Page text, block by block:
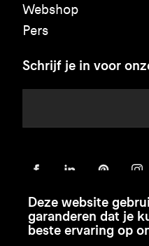
Webshop
Pers
Schrijf je in voor
Deze website
garanderen dat je
beste ervaring op